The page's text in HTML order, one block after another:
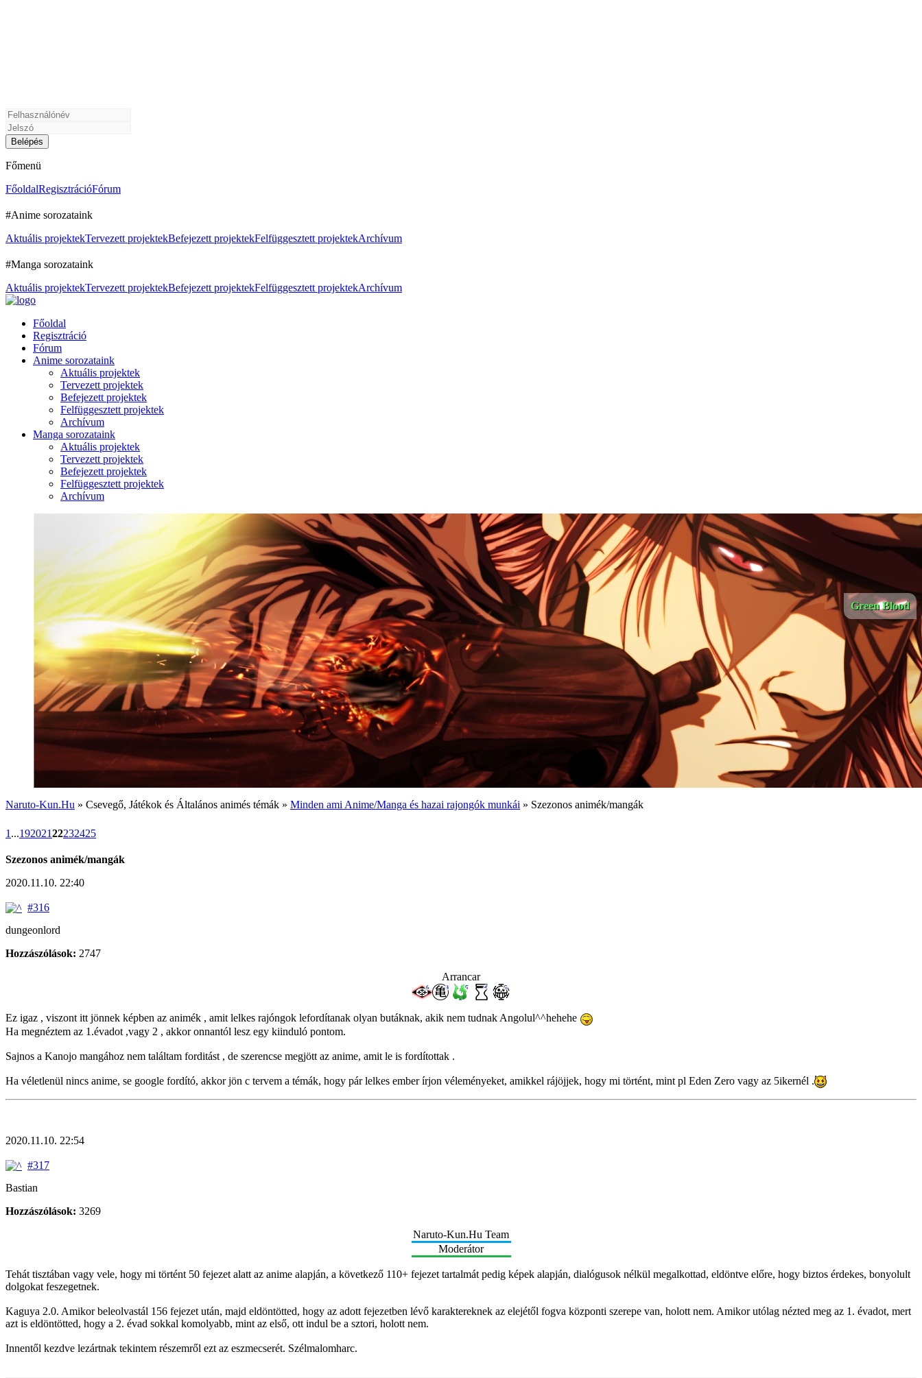
Főmenü
FőoldalRegisztrációFórum
#Anime sorozataink
Aktuális projektekTervezett projektekBefejezett projektekFelfüggesztett projektekArchívum
#Manga sorozataink
Aktuális projektekTervezett projektekBefejezett projektekFelfüggesztett projektekArchívum
Főoldal
Regisztráció
Fórum
Anime sorozataink
Aktuális projektek
Tervezett projektek
Befejezett projektek
Felfüggesztett projektek
Archívum
Manga sorozataink
Aktuális projektek
Tervezett projektek
Befejezett projektek
Felfüggesztett projektek
Archívum
Green Blood
Naruto-Kun.Hu » Csevegő, Játékok és Általános animés témák » Minden ami Anime/Manga és hazai rajongók munkái » Szezonos animék/mangák
1 ...19202122232425
Szezonos animék/mangák
2020.11.10. 22:40
#316
dungeonlord
Hozzászólások: 2747
Arrancar
Ez igaz , viszont itt jönnek képben az animék , amit lelkes rajóngok lefordítanak olyan butáknak, akik nem tudnak Angolul^^hehehe
Ha megnéztem az 1.évadot ,vagy 2 , akkor onnantól lesz egy kiinduló pontom.
Sajnos a Kanojo mangához nem találtam forditást , de szerencse megjött az anime, amit le is fordítottak .
Ha véletlenül nincs anime, se google fordító, akkor jön c tervem a témák, hogy pár lelkes ember írjon véleményeket, amikkel rájöjjek, hogy mi történt, mint pl Eden Zero vagy az 5ikernél .
2020.11.10. 22:54
#317
Bastian
Hozzászólások: 3269
Naruto-Kun.Hu Team
Moderátor
Tehát tisztában vagy vele, hogy mi történt 50 fejezet alatt az anime alapján, a következő 110+ fejezet tartalmát pedig képek alapján, dialógusok nélkül megalkottad, eldöntve előre, hogy biztos érdekes, bonyolult
dolgokat feszegetnek.
Kaguya 2.0. Amikor beleolvastál 156 fejezet után, majd eldöntötted, hogy az adott fejezetben lévő karaktereknek az elejétől fogva központi szerepe van, holott nem. Amikor utólag nézted meg az 1. évadot, mert
azt is eldöntötted, hogy a 2. évad sokkal komolyabb, mint az első, ott indul be a sztori, holott nem.
Innentől kezdve lezártnak tekintem részemről ezt az eszmecserét. Szélmalomharc.